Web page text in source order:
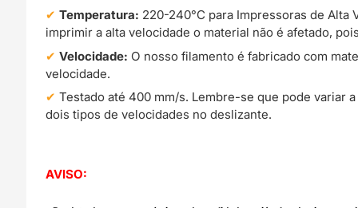
Temperatura: 220-240°C para Impressoras de Alta
imprimir a alta velocidade o material não é afetado,
Velocidade: O nosso filamento é fabricado com
velocidade.
Testado até 400 mm/s. Lembre-se que pode variar
dois tipos de velocidades no deslizante.
AVISO: